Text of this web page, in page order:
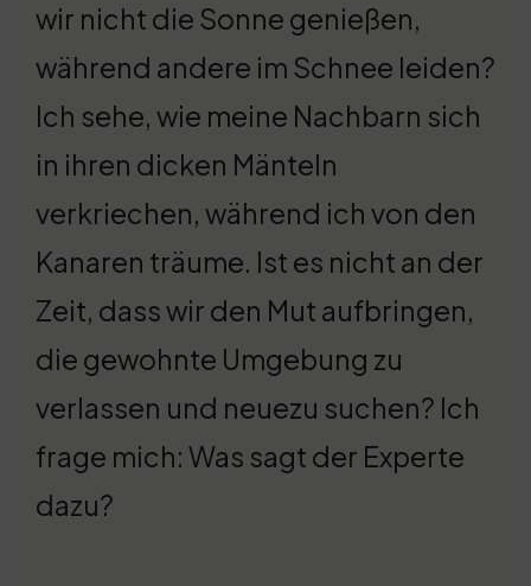
wir nicht die Sonne genießen,
während andere im Schnee leiden?
Ich sehe, wie meine Nachbarn sich
in ihren dicken Mänteln
verkriechen, während ich von den
Kanaren träume. Ist es nicht an der
Zeit, dass wir den Mut aufbringen,
die gewohnte Umgebung zu
verlassen und neuezu suchen? Ich
frage mich: Was sagt der Experte
dazu?